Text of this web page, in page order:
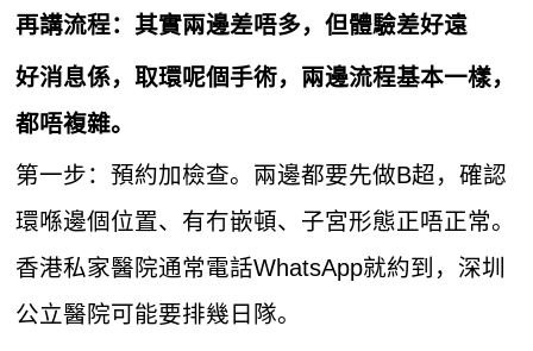
再講流程：其實兩邊差唔多，但體驗差好遠
好消息係，取環呢個手術，兩邊流程基本一樣，
都唔複雜。
第一步：預約加檢查。兩邊都要先做B超，確認
環喺邊個位置、有冇嵌頓、子宮形態正唔正常。
香港私家醫院通常電話WhatsApp就約到，深圳
公立醫院可能要排幾日隊。